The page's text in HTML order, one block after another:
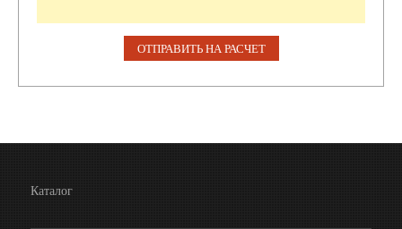
Каталог